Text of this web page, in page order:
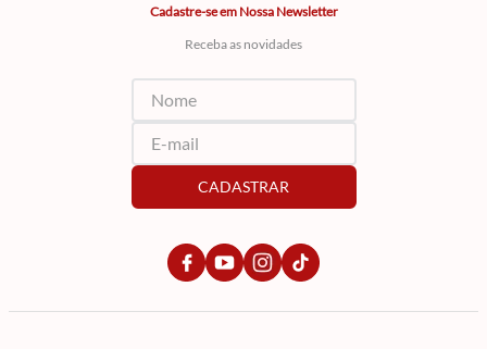
Cadastre-se em Nossa Newsletter
Receba as novidades
CADASTRAR